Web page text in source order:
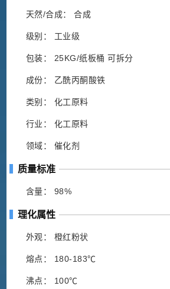
天然/合成： 合成
级别： 工业级
包装： 25KG/纸板桶 可拆分
成份： 乙酰丙酮酸铁
类别： 化工原料
行业： 化工原料
领域： 催化剂
质量标准
含量： 98%
理化属性
外观： 橙红粉状
熔点： 180-183℃
沸点： 100℃